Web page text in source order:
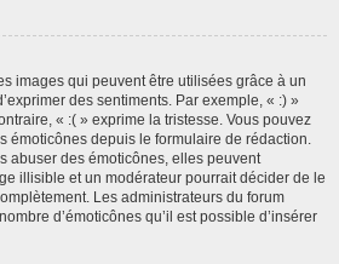
images qui peuvent être utilisées grâce à un
des sentiments. Par exemple, « :) »
« :( » exprime la tristesse. Vous pouvez
émoticônes depuis le formulaire de rédaction.
abuser des émoticônes, elles peuvent
illisible et un modérateur pourrait décider de le
Les administrateurs du forum
d’émoticônes qu’il est possible d’insérer